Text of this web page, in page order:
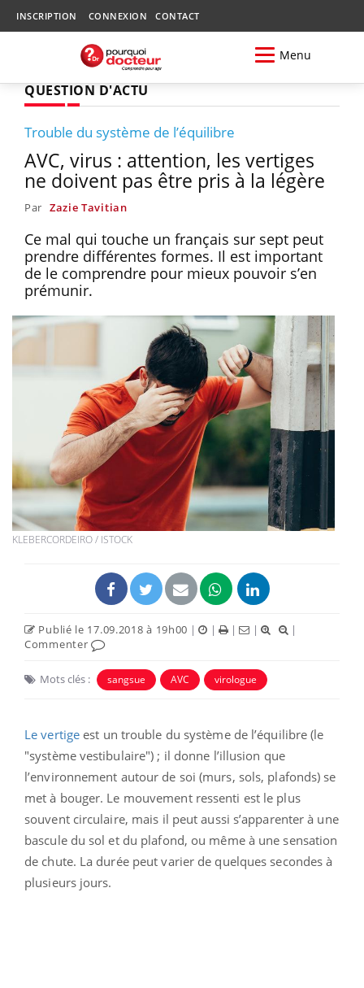
INSCRIPTION CONNEXION CONTACT
Menu
QUESTION D'ACTU
Trouble du système de l’équilibre
AVC, virus : attention, les vertiges
ne doivent pas être pris à la légère
Par Zazie Tavitian
Ce mal qui touche un français sur sept peut
prendre différentes formes. Il est important
de le comprendre pour mieux pouvoir s’en
prémunir.
KLEBERCORDEIRO / ISTOCK
Publié le 17.09.2018 à 19h00 | | | |
|
Commenter
Mots clés : sangsue AVC virologue
Le vertige est un trouble du système de l’équilibre (le
"système vestibulaire") ; il donne l’illusion que
l’environnement autour de soi (murs, sols, plafonds) se
met à bouger. Le mouvement ressenti est le plus
souvent circulaire, mais il peut aussi s’apparenter à une
bascule du sol et du plafond, ou même à une sensation
de chute. La durée peut varier de quelques secondes à
plusieurs jours.